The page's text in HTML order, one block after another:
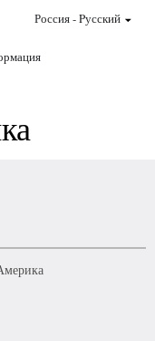
Россия-Pусский